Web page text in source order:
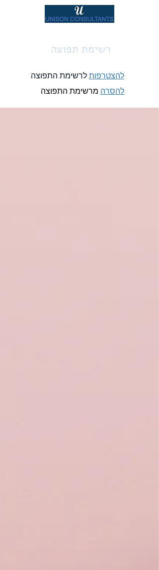
רשימת תפוצה
להצטרפות לרשימת התפוצה
להסרה מרשימת התפוצה